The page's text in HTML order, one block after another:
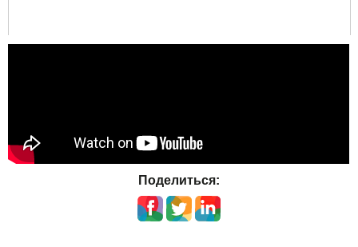
Поделиться: